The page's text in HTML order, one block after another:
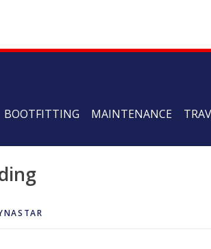
BOOTFITTING MAINTENANCE